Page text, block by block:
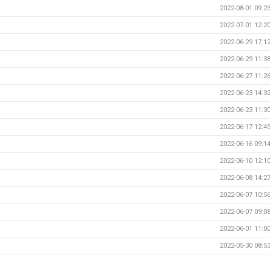
2022-08-01 09:23
2022-07-01 12:20
2022-06-29 17:12
2022-06-29 11:38
2022-06-27 11:26
2022-06-23 14:32
2022-06-23 11:30
2022-06-17 12:49
2022-06-16 09:14
2022-06-10 12:10
2022-06-08 14:27
2022-06-07 10:56
2022-06-07 09:08
2022-06-01 11:00
2022-05-30 08:53